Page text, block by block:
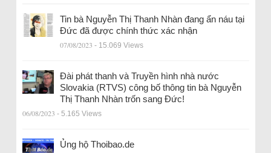
Tin bà Nguyễn Thị Thanh Nhàn đang ẩn náu tại
Đức đã được chính thức xác nhận
07/08/2023 - 15.069 Views
Đài phát thanh và Truyền hình nhà nước
Slovakia (RTVS) công bố thông tin bà Nguyễn
Thị Thanh Nhàn trốn sang Đức!
06/08/2023 - 5.165 Views
Ủng hộ Thoibao.de